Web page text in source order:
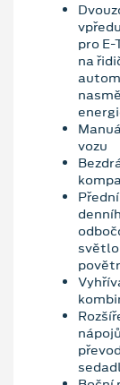
pro
na
vozu